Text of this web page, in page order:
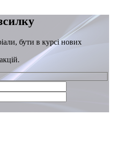
бути в курсі нових